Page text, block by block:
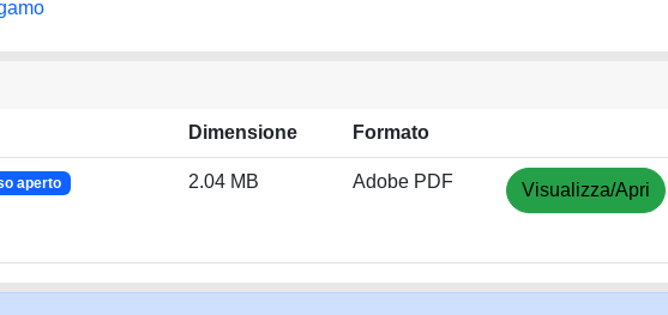
Dimensione Formato
aperto 2.04 MB Adobe PDF Visualizza/Apri